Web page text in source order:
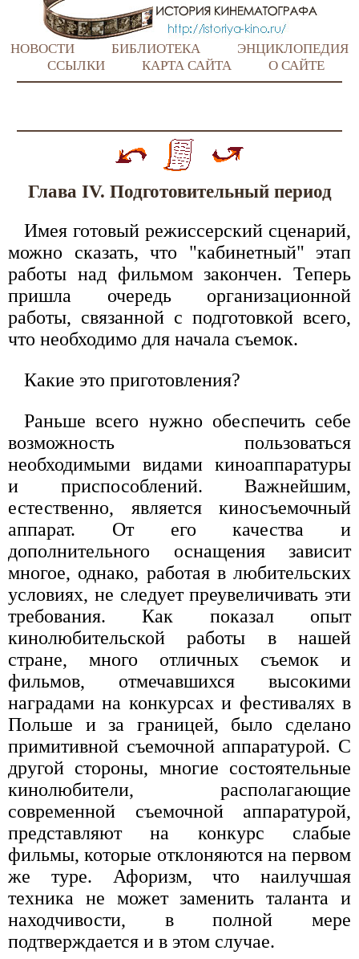
НОВОСТИ БИБЛИОТЕКА
ЭНЦИКЛОПЕДИЯ
ССЫЛКИ
КАРТА САЙТА О САЙТЕ
Глава IV. Подготовительный период
Имея готовый режиссерский сценарий,
можно сказать, что "кабинетный" этап
работы над фильмом закончен. Теперь
пришла очередь организационной
работы, связанной с подготовкой всего,
что необходимо для начала съемок.
Какие это приготовления?
Раньше всего нужно обеспечить себе
возможность пользоваться
необходимыми видами киноаппаратуры
и приспособлений. Важнейшим,
естественно, является киносъемочный
аппарат. От его качества и
дополнительного оснащения зависит
многое, однако, работая в любительских
условиях, не следует преувеличивать эти
требования. Как показал опыт
кинолюбительской работы в нашей
стране, много отличных съемок и
фильмов, отмечавшихся высокими
наградами на конкурсах и фестивалях в
Польше и за границей, было сделано
примитивной съемочной аппаратурой. С
другой стороны, многие состоятельные
кинолюбители, располагающие
современной съемочной аппаратурой,
представляют на конкурс слабые
фильмы, которые отклоняются на первом
же туре. Афоризм, что наилучшая
техника не может заменить таланта и
находчивости, в полной мере
подтверждается и в этом случае.